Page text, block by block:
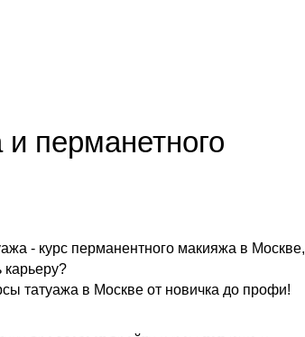
перманетного
- курс перманентного макияжа в Москве,
карьеру?
татуажа в Москве от новичка до профи!